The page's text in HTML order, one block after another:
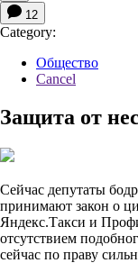
12
Category:
Общество
Cancel
Защита от
Сейчас депутаты
принимают закон о
Яндекс.Такси и
отсутствием
сейчас по праву